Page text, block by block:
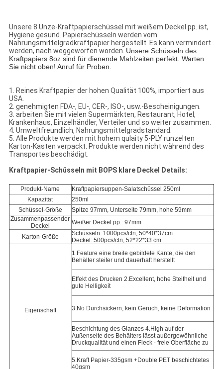
Unsere 8 Unze-Kraftpapierschüssel mit weißem Deckel pp. ist,
Hygiene gesund. Papierschüsseln werden vom
Nahrungsmittelgradkraftpapier hergestellt. Es kann vermindert
werden, nach weggeworfen worden. Unsere Schüsseln des
Kraftpapiers 8oz sind für dienende Mahlzeiten perfekt. Warten
Sie nicht oben! Anruf für Proben.
1. Reines Kraftpapier der hohen Qualität 100%, importiert aus
USA.
2. genehmigten FDA-, EU-, CER-, ISO-, usw.-Bescheinigungen.
3. arbeiten Sie mit vielen Supermärkten, Restaurant, Hotel,
Krankenhaus, Einzelhändler, Verteiler und so weiter zusammen.
4. Umweltfreundlich, Nahrungsmittelgradstandard.
5. Alle Produkte werden mit hohem qulaity 5-PLY runzelten
Karton-Kasten verpackt. Produkte werden nicht während des
Transportes beschädigt.
Kraftpapier-Schüsseln mit BOPS klare Deckel Details:
Produkt-Name
Kraftpapiersuppen-Salatschüssel 250ml
Kapazität
250ml
Schüssel-Größe
Spitze 97mm, Unterseite 79mm, hohe 59mm
Zusammenpassender
Deckel
Weißer Deckel pp.: 97mm
Karton-Größe
Schüsseln: 1000pcs/ctn, 50*40*37cm
Deckel: 500pcs/ctn, 52*22*33 cm
Eigenschaft
1.Feature eine breite gebildete Kante, die den
Behälter steifer und dauerhaft herstellt
Effekt des Drucken 2.Excellent, hohe Steifheit und
gute Helligkeit
3.No Durchsickern, kein Geruch, keine Deformation
Beschichtung des Glanzes 4.High auf der
Außenseite des Behälters lässt außergewöhnliche
Druckqualität und einen Fleck - freie Oberfläche zu
5.Kraft Papier-335gsm +Double PET beschichtetes
40gsm